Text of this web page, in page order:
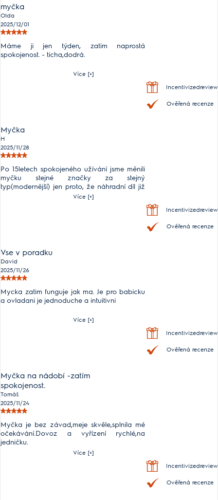
myčka
Olda
2025/12/01
Máme ji jen týden, zatim naprostá
spokojenost. - ticha,dodrá.
Více [+]
Incentivizedreview
Ověřená recenze
Myčka
H
2025/11/28
Po 15letech spokojeného užívání jsme měnili
myčku stejné značky za stejný
typ(modernější) jen proto, že náhradní díl již
nebyl k objednáni. Nová myčka je tišší má
Více [+]
Incentivizedreview
Ověřená recenze
Vse v poradku
David
2025/11/26
Mycka zatim funguje jak ma. Je pro babicku
a ovladani je jednoduche a intuitivni
Více [+]
Incentivizedreview
Ověřená recenze
Myčka na nádobí -zatím
spokojenost.
Tomáš
2025/11/24
Myčka je bez závad,meje skvěle,splnila mé
očekávání.Dovoz a vyřízení rychlé,na
jedničku.
Více [+]
Incentivizedreview
Ověřená recenze